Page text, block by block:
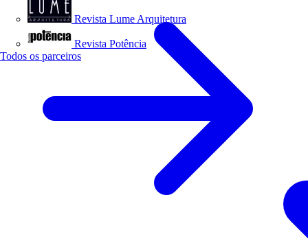
Revista Lume Arquitetura
Revista Potência
Todos os parceiros